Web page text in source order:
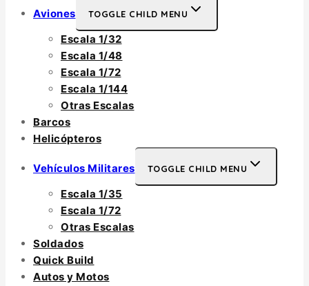
Aviones TOGGLE CHILD MENU
Escala 1/32
Escala 1/48
Escala 1/72
Escala 1/144
Otras Escalas
Barcos
Helicópteros
Vehículos Militares TOGGLE CHILD MENU
Escala 1/35
Escala 1/72
Otras Escalas
Soldados
Quick Build
Autos y Motos